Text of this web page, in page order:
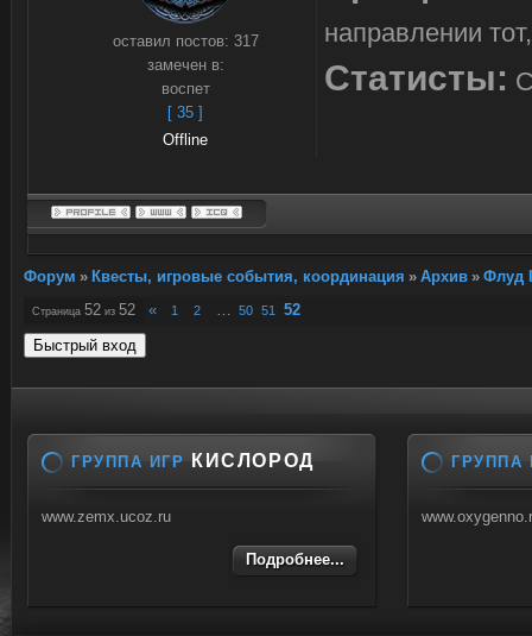
оставил постов: 317
замечен в:
воспет
[ 35 ]
Offline
направлении
Статисты:
Форум » Квесты, игровые события, координация » Архив » Флуд
Страница 52 из 52 « 1 2 … 50 51 52
ГРУППА ИГР КИСЛОРОД
www.zemx.ucoz.ru
Подробнее...
ГРУППА